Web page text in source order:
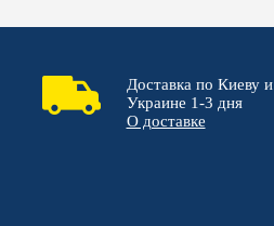
Доставка по Киеву и
Украине 1-3 дня
О доставке